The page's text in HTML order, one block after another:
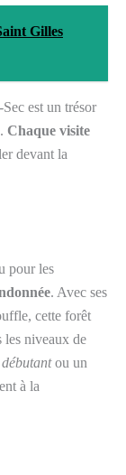
Gilles
est un trésor
Chaque visite
devant la
pour les
. Avec ses
cette forêt
les niveaux de
ou un
à la